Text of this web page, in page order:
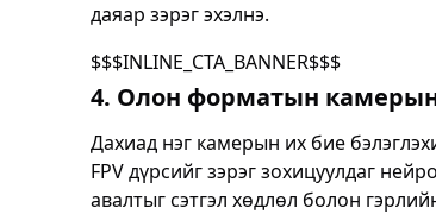
даяар зэрэг эхэлнэ.
$$$INLINE_CTA_BANNER$$$
4. Олон форматын
Дахиад нэг камерын их бие
FPV дүрсийг зэрэг зохицуулдаг
авалтыг сэтгэл хөдлөл болон